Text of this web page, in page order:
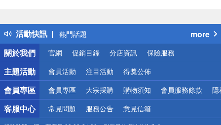
活動快訊
得獎公告
熱門話題
銀行優惠
偏遠地區配送
詐騙網頁！請小心！
more
關於我們
官網 促銷目錄 分店資訊 保險服務
主題活動 會員活動 注目活動 得獎公佈
會員專區 會員專區 大宗採購 購物須知 會員服務條款 隱
客服中心 常見問題 服務公告 意見信箱